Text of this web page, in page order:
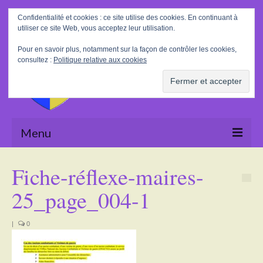
Rechercher
:
Menu
La Mairie
Le village
Fiche-réflexe-maires-
25_page_004-1
| 0
Confidentialité et cookies : ce site utilise des cookies. En continuant à
utiliser ce site Web, vous acceptez leur utilisation.
Pour en savoir plus, notamment sur la façon de contrôler les cookies,
consultez : Politique relative aux cookies